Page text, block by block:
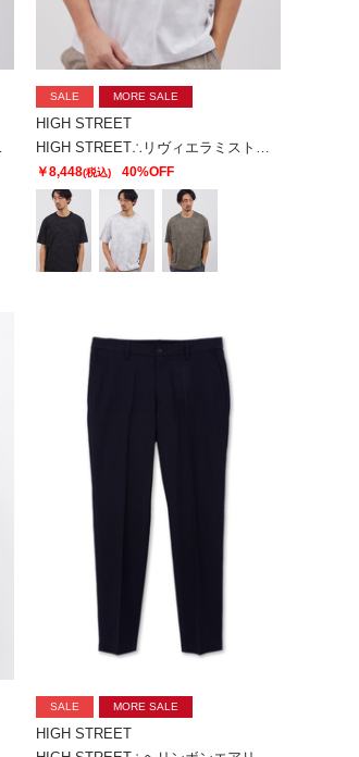
SALE MORE SALE
HIGH STREET
￥8,448(税込) 40%OFF
SALE MORE SALE
HIGH STREET